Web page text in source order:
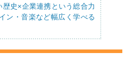
史×企業連携という総合力
ン・音楽など幅広く学べる